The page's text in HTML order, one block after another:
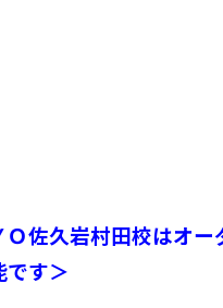
佐久岩村田校はオー
です＞